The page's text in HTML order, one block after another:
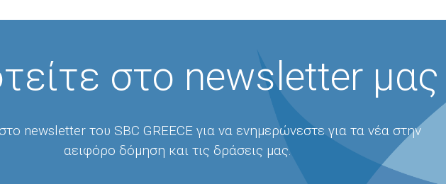
στο newsletter μας
newsletter του SBC GREECE για να ενημερώνεστε για τα νέα στην
αειφόρο δόμηση και τις δράσεις μας.